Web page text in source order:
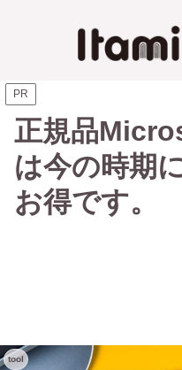
PR
正規品
は今の時期
お得です。
tool